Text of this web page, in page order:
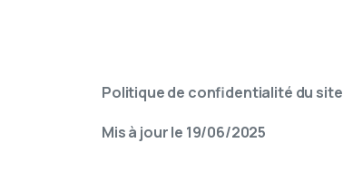
Politique de confidentialité du
Mis à jour le 19/06/2025